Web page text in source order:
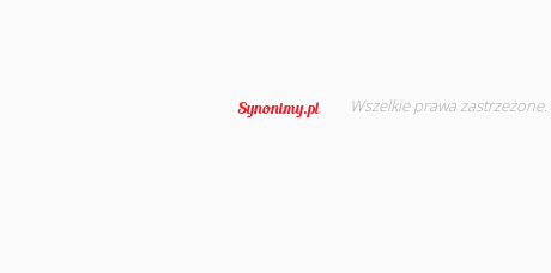
Wszelkie prawa zastrzeżone.